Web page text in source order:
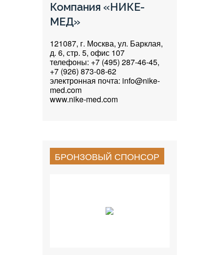
Компания «НИКЕ-
МЕД»
121087, г. Москва, ул. Барклая,
д. 6, стр. 5, офис 107
телефоны: +7 (495) 287-46-45,
+7 (926) 873-08-62
электронная почта: info@nike-
med.com
www.nike-med.com
БРОНЗОВЫЙ СПОНСОР